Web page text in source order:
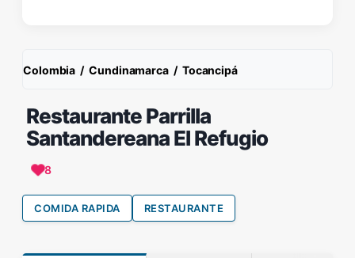
Colombia / Cundinamarca / Tocancipá
Restaurante Parrilla
Santandereana El Refugio
8
COMIDA RAPIDA RESTAURANTE